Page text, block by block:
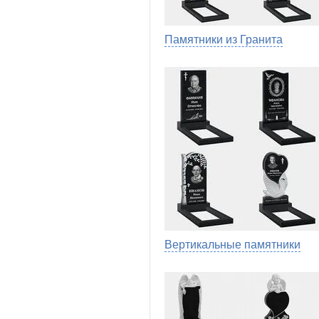
Памятники из Гранита
Вертикальные памятники